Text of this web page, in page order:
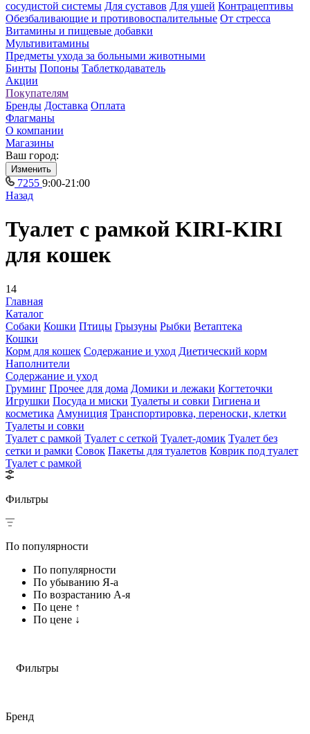
сосудистой системы Для суставов Для ушей Контрацептивы
Обезбаливающие и противовоспалительные От стресса
Витамины и пищевые добавки
Мультивитамины
Предметы ухода за больными животными
Бинты Попоны Таблеткодаватель
Акции
Покупателям
Бренды Доставка Оплата
Флагманы
О компании
Магазины
Ваш город:
Изменить
7255 9:00-21:00
Назад
Туалет с рамкой KIRI-KIRI
для кошек
14
Главная
Каталог
Собаки Кошки Птицы Грызуны Рыбки Ветаптека
Кошки
Корм для кошек Содержание и уход Диетический корм
Наполнители
Содержание и уход
Груминг Прочее для дома Домики и лежаки Когтеточки
Игрушки Посуда и миски Туалеты и совки Гигиена и
косметика Амуниция Транспортировка, переноски, клетки
Туалеты и совки
Туалет с рамкой Туалет с сеткой Туалет-домик Туалет без
сетки и рамки Совок Пакеты для туалетов Коврик под туалет
Туалет с рамкой
Фильтры
По популярности
По популярности
По убыванию Я-а
По возрастанию А-я
По цене ↑
По цене ↓
Фильтры
Бренд